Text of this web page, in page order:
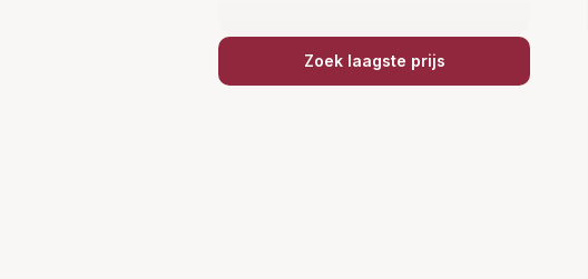
Zoek laagste prijs